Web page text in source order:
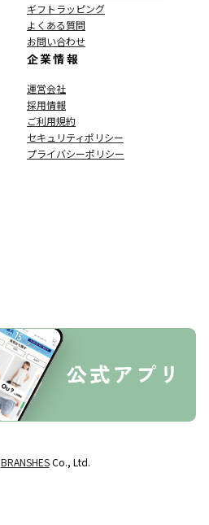
ギフトラッピング
よくある質問
お問い合わせ
企業情報
運営会社
採用情報
ご利用規約
セキュリティポリシー
プライバシーポリシー
BRANSHESCo., Ltd.